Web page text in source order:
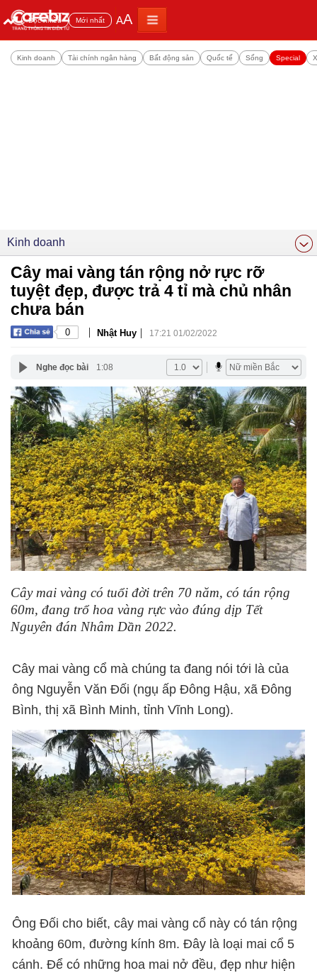
Đọc nhiều Mới nhất AA
Kinh doanh Tài chính ngân hàng Bất động sản Quốc tế Sống Special
Kinh doanh
Cây mai vàng tán rộng nở rực rỡ
tuyệt đẹp, được trả 4 tỉ mà chủ nhân
chưa bán
0 | Nhật Huy | 17:21 01/02/2022
Nghe đọc bài 1:08
Cây mai vàng có tuổi đời trên 70 năm, có tán rộng
60m, đang trổ hoa vàng rực vào đúng dịp Tết
Nguyên đán Nhâm Dần 2022.
Cây mai vàng cổ mà chúng ta đang nói tới là của
ông Nguyễn Văn Đối (ngụ ấp Đông Hậu, xã Đông
Bình, thị xã Bình Minh, tỉnh Vĩnh Long).
Ông Đối cho biết, cây mai vàng cổ này có tán rộng
khoảng 60m, đường kính 8m. Đây là loại mai cổ 5
cánh. Để có những hoa mai nở đều, đẹp như hiện